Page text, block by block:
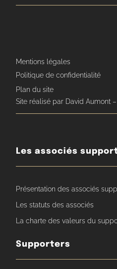
Mentions légales
Politique de confidentialité
Plan du site
Site réalisé par David Aumont
Les associés
Présentation des associés
Les statuts des associés
La charte des valeurs du
Supporters